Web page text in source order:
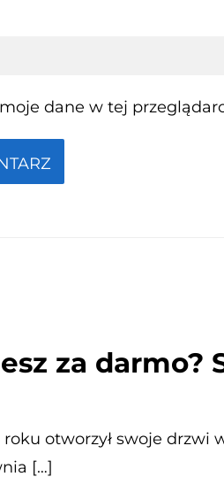
dane w tej
za darmo?
otworzył swoje
[…]